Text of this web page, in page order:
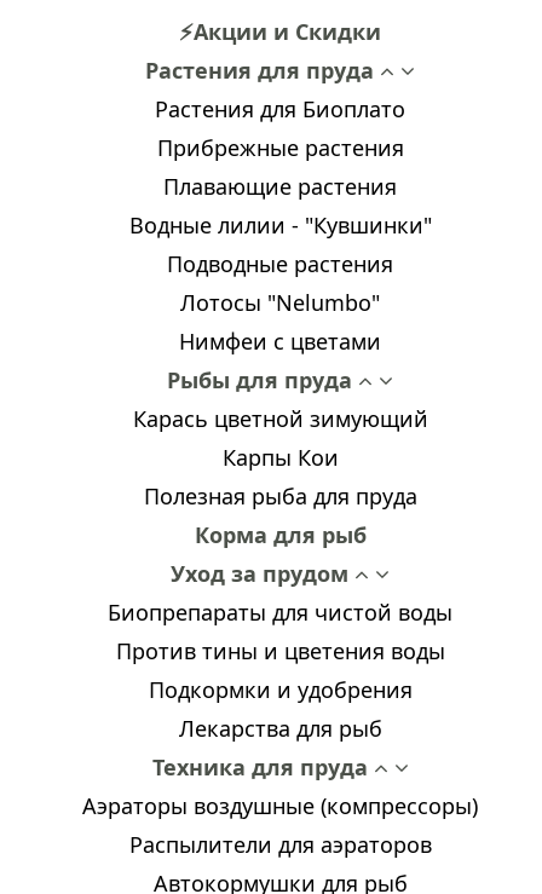
⚡Акции и Скидки
Растения для пруда
Растения для Биоплато
Прибрежные растения
Плавающие растения
Водные лилии - "Кувшинки"
Подводные растения
Лотосы "Nelumbo"
Нимфеи с цветами
Рыбы для пруда
Карась цветной зимующий
Карпы Кои
Полезная рыба для пруда
Корма для рыб
Уход за прудом
Биопрепараты для чистой воды
Против тины и цветения воды
Подкормки и удобрения
Лекарства для рыб
Техника для пруда
Аэраторы воздушные (компрессоры)
Распылители для аэраторов
Автокормушки для рыб